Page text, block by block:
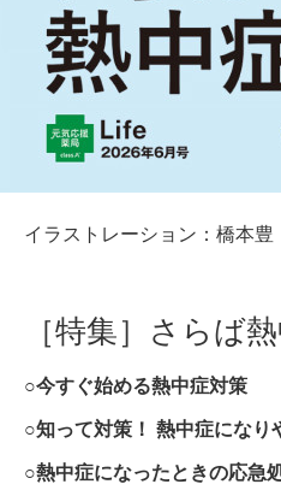
イラストレーション：橋本豊
［特集］さらば
○今すぐ始める熱中症対策
○知って対策！ 熱中症になり
○熱中症になったときの応急